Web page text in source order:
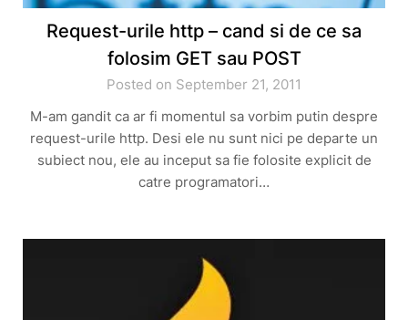
Request-urile http – cand si de ce sa
folosim GET sau POST
Posted on September 21, 2011
M-am gandit ca ar fi momentul sa vorbim putin despre
request-urile http. Desi ele nu sunt nici pe departe un
subiect nou, ele au inceput sa fie folosite explicit de
catre programatori…